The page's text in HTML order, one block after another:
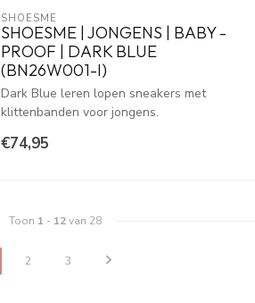
SHOESME
SHOESME | JONGENS | BABY -
PROOF | DARK BLUE
(BN26W001-I)
Dark Blue leren lopen sneakers met
klittenbanden voor jongens.
€74,95
Toon 1 - 12van 28
2 3